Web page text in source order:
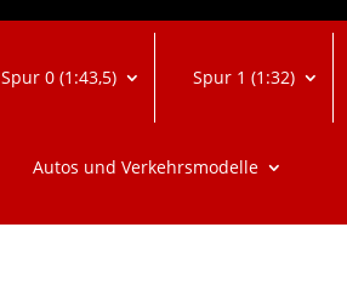
Spur 0 (1:43,5) Spur 1 (1:32)
Autos und Verkehrsmodelle